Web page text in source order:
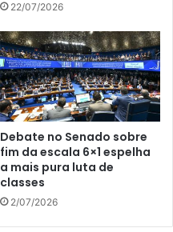
22/07/2026
Debate no Senado sobre
fim da escala 6×1 espelha
a mais pura luta de
classes
2/07/2026